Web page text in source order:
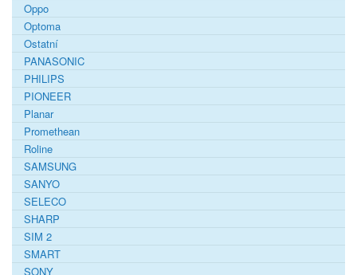
Oppo
Optoma
Ostatní
PANASONIC
PHILIPS
PIONEER
Planar
Promethean
Roline
SAMSUNG
SANYO
SELECO
SHARP
SIM 2
SMART
SONY